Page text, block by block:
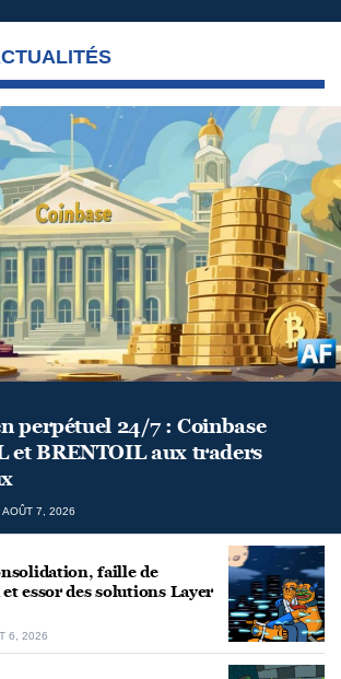
perpétuel 24/7 : Coinbase
et BRENTOIL aux traders
AOÛT 7, 2026
faille de
essor des solutions Layer
6, 2026